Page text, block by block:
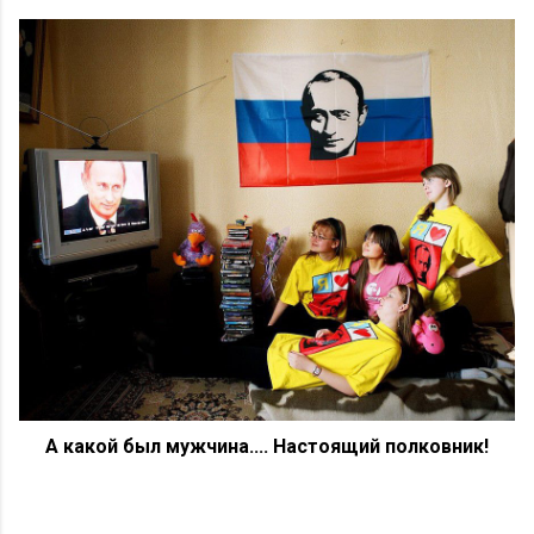
А какой был мужчина.... Настоящий полковник!